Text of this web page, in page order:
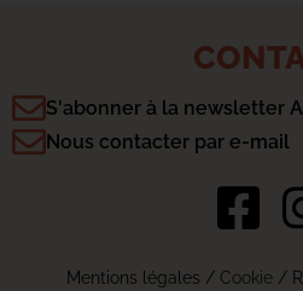
S'abonner à la newsletter
Nous contacter par e-mail
Mentions légales / Cookie/